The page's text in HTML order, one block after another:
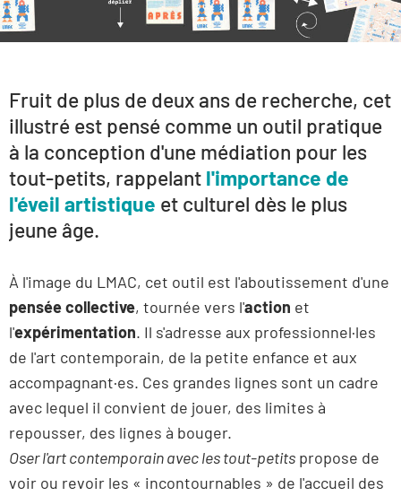
Fruit de plus de deux ans de recherche, cet
illustré est pensé comme un outil pratique
à la conception d'une médiation pour les
tout-petits, rappelant l'importance de
l'éveil artistique et culturel dès le plus
jeune âge.
À l'image du LMAC, cet outil est l'aboutissement d'une
pensée collective, tournée vers l'action et
l'expérimentation. Il s'adresse aux professionnel·les
de l'art contemporain, de la petite enfance et aux
accompagnant·es. Ces grandes lignes sont un cadre
avec lequel il convient de jouer, des limites à
repousser, des lignes à bouger.
Oser l'art contemporain avec les tout-petits propose de
voir ou revoir les « incontournables » de l'accueil des